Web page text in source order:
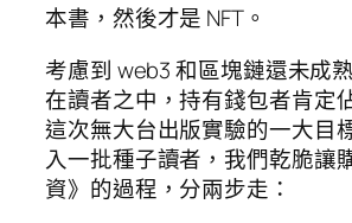
本書，然後才是 NFT。
考慮到 web3 和區塊鏈還未成
在讀者之中，持有錢包者肯定
這次無大台出版實驗的一大目
入一批種子讀者，我們乾脆讓
資》的過程，分兩步走：